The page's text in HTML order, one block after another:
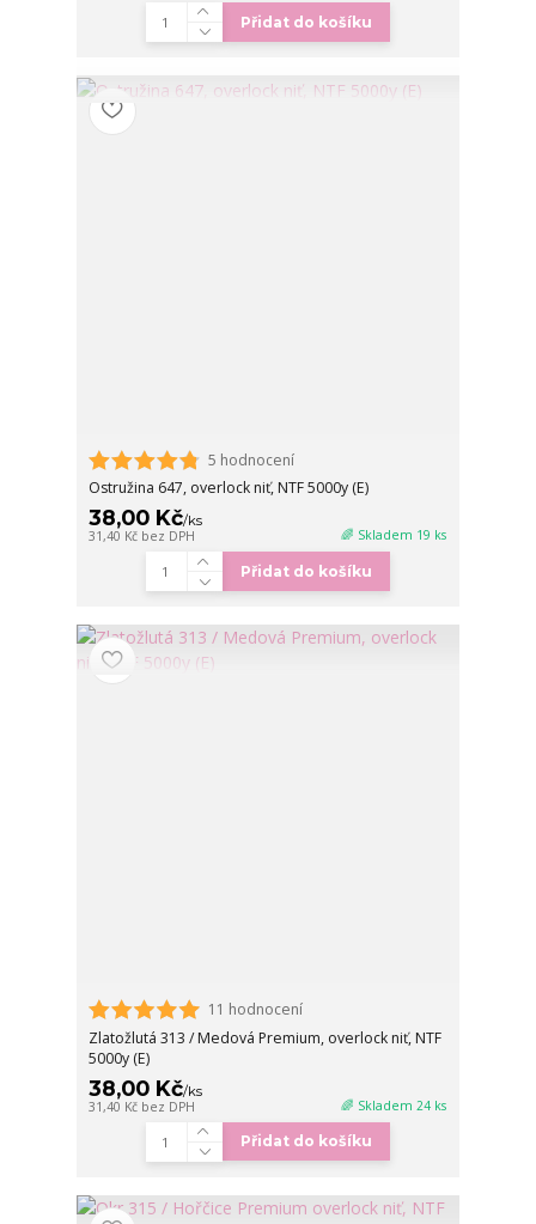
Přidat do košíku
5 hodnocení
Ostružina 647, overlock niť, NTF 5000y (E)
38,00 Kč/ks
31,40 Kč bez DPH 🌈 Skladem 19 ks
Přidat do košíku
11 hodnocení
Zlatožlutá 313 / Medová Premium, overlock niť, NTF
5000y (E)
38,00 Kč/ks
31,40 Kč bez DPH 🌈 Skladem 24 ks
Přidat do košíku